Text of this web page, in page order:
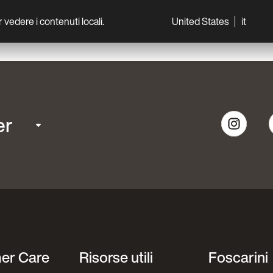
vedere i contenuti locali. United States it
Care Risorse utili Foscarini